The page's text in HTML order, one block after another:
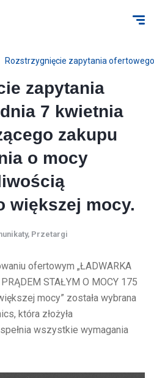
Rozstrzygnięcie zapytania
zapytania
7 kwietnia
zakupu
o mocy
większej mocy.
, Przetargi
ofertowym „ŁADWARKA
STAŁYM O MOCY 175
mocy” została wybrana
która złożyła
wszystkie wymagania